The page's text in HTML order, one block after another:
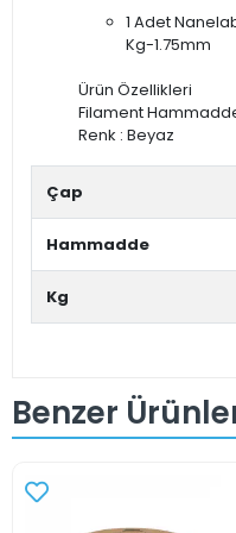
1 Adet
Kg-1.75mm
Ürün Özellikleri
Filament
Renk : Beyaz
Çap
Hammadde
Kg
Benzer